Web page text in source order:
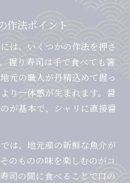
作法ポイント
は、いくつかの作法を押さ
握り寿司は手で食べても箸
元の職人が丹精込めて握っ
り一体感が生まれます。醤
が基本で、シャリに直接醤
は、地元産の新鮮な魚介が
のものの味を楽しむのがコ
司の間に食べることで口の